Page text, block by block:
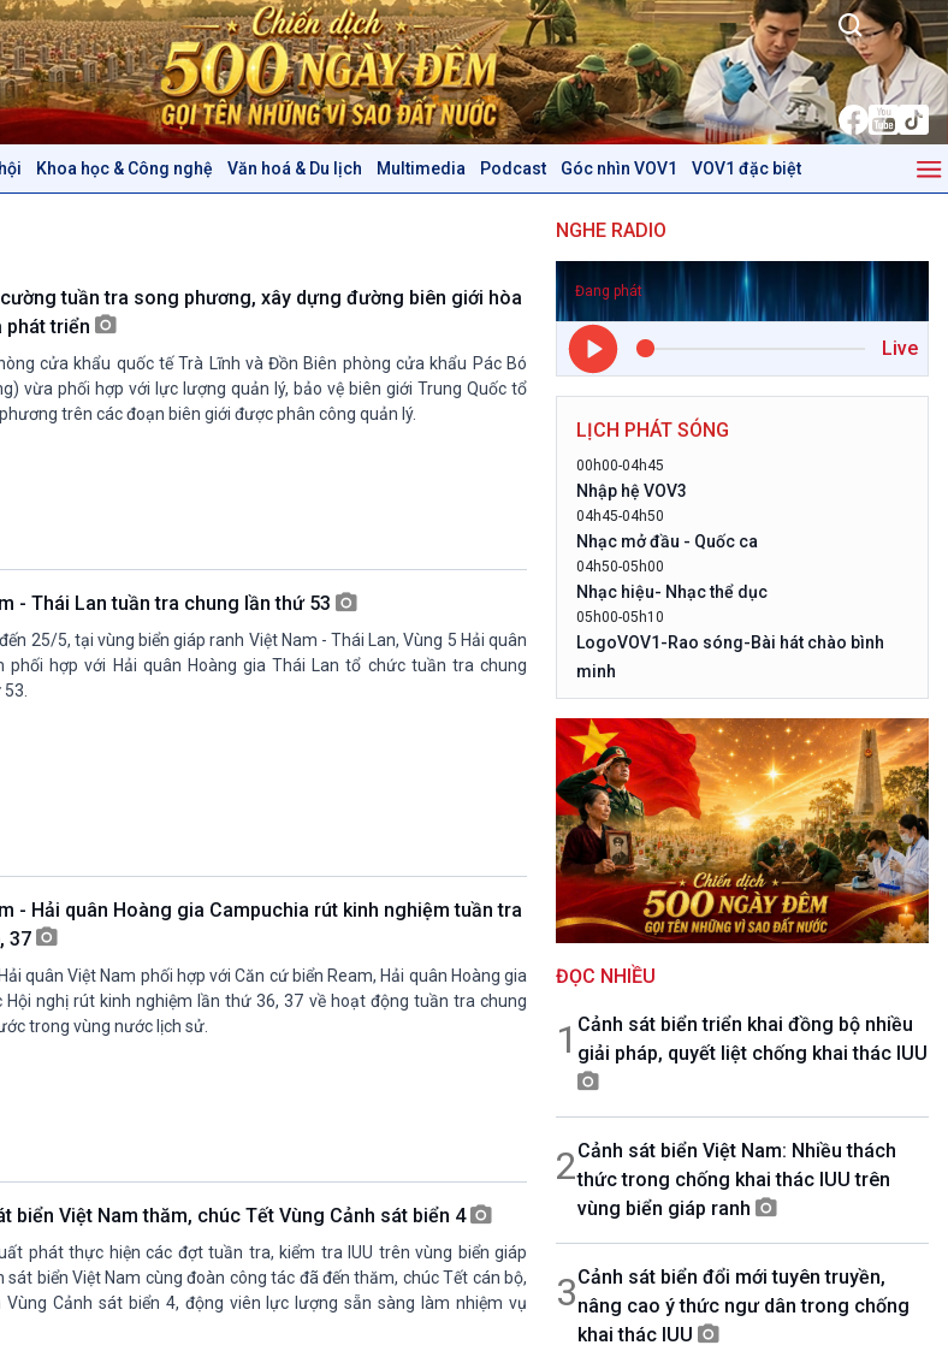
Khoa học & Công nghệ Văn hoá & Du lịch Multimedia Podcast Góc nhìn VOV1 VOV1 đặc biệt
tri
sống
thật
sống
Hồ sơ sự kiện quốc tế
Biên cương - Một dải vững
bền
Trước giờ mở cửa
Dòng chảy Kinh tế
Sức sống hàng Việt
Khởi nghiệp
Tuyên chiến với gian lận
đảo
Mùa vàng
Biển đảo Việt Nam
Tâm tình biên giới và hải
đảo
Tìm hiểu biển, đảo Việt
Nam
E-Magazine
10 phút Sự kiện - Luận bàn
Câu chuyện thời sự
Dòng chảy sự kiện
Đối thoại
Chuyện đêm
tuần tra song phương, xây dựng đường biên giới hòa
phát triển
cửa khẩu quốc tế Trà Lĩnh và Đồn Biên phòng cửa khẩu Pác Bó
vừa phối hợp với lực lượng quản lý, bảo vệ biên giới Trung Quốc tổ
trên các đoạn biên giới được phân công quản lý.
- Thái Lan tuần tra chung lần thứ 53
25/5, tại vùng biển giáp ranh Việt Nam - Thái Lan, Vùng 5 Hải quân
phối hợp với Hải quân Hoàng gia Thái Lan tổ chức tuần tra chung
- Hải quân Hoàng gia Campuchia rút kinh nghiệm tuần tra
37
quân Việt Nam phối hợp với Căn cứ biển Ream, Hải quân Hoàng gia
Hội nghị rút kinh nghiệm lần thứ 36, 37 về hoạt động tuần tra chung
trong vùng nước lịch sử.
biển Việt Nam thăm, chúc Tết Vùng Cảnh sát biển 4
phát thực hiện các đợt tuần tra, kiểm tra IUU trên vùng biển giáp
sát biển Việt Nam cùng đoàn công tác đã đến thăm, chúc Tết cán bộ,
Vùng Cảnh sát biển 4, động viên lực lượng sẵn sàng làm nhiệm vụ
NGHE RADIO
Đang phát
Live
LỊCH PHÁT SÓNG
00h00-04h45
Nhập hệ VOV3
04h45-04h50
Nhạc mở đầu - Quốc ca
04h50-05h00
Nhạc hiệu- Nhạc thể dục
05h00-05h10
LogoVOV1-Rao sóng-Bài hát chào bình
minh
05h10-05h20
Bản tin đầu ngày-Thời tiết
05h20-05h50
Mùa vàng (Chuyên đề cuối tuần)
05h50-05h59
Quảng cáo
05h59-06h00
Nhạc Top- Báo giờ
06h00-06h28
Thời sự sáng (trực tiếp)
Quảng cáo
Quân đội nhân dân
07h00-08h30
Theo dòng thời sự
08h55-09h00
Chương trình đệm
09h00-10h00
Chuyên gia của bạn (Phát lại thứ Tư)
10h30-11h00
Vì an ninh Tổ quốc
ĐỌC NHIỀU
1 Cảnh sát biển triển khai đồng bộ nhiều
giải pháp, quyết liệt chống khai thác IUU
2Cảnh sát biển Việt Nam: Nhiều thách
thức trong chống khai thác IUU trên
vùng biển giáp ranh
3Cảnh sát biển đổi mới tuyên truyền,
nâng cao ý thức ngư dân trong chống
khai thác IUU